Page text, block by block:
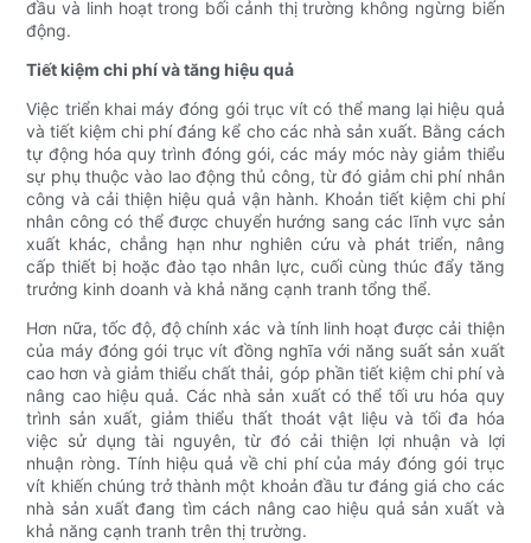
đầu và linh hoạt trong bối cảnh thị trường không ngừng biến
động.
Tiết kiệm chi phí và tăng hiệu quả
Việc triển khai máy đóng gói trục vít có thể mang lại hiệu quả
và tiết kiệm chi phí đáng kể cho các nhà sản xuất. Bằng cách
tự động hóa quy trình đóng gói, các máy móc này giảm thiểu
sự phụ thuộc vào lao động thủ công, từ đó giảm chi phí nhân
công và cải thiện hiệu quả vận hành. Khoản tiết kiệm chi phí
nhân công có thể được chuyển hướng sang các lĩnh vực sản
xuất khác, chẳng hạn như nghiên cứu và phát triển, nâng
cấp thiết bị hoặc đào tạo nhân lực, cuối cùng thúc đẩy tăng
trưởng kinh doanh và khả năng cạnh tranh tổng thể.
Hơn nữa, tốc độ, độ chính xác và tính linh hoạt được cải thiện
của máy đóng gói trục vít đồng nghĩa với năng suất sản xuất
cao hơn và giảm thiểu chất thải, góp phần tiết kiệm chi phí và
nâng cao hiệu quả. Các nhà sản xuất có thể tối ưu hóa quy
trình sản xuất, giảm thiểu thất thoát vật liệu và tối đa hóa
việc sử dụng tài nguyên, từ đó cải thiện lợi nhuận và lợi
nhuận ròng. Tính hiệu quả về chi phí của máy đóng gói trục
vít khiến chúng trở thành một khoản đầu tư đáng giá cho các
nhà sản xuất đang tìm cách nâng cao hiệu quả sản xuất và
khả năng cạnh tranh trên thị trường.